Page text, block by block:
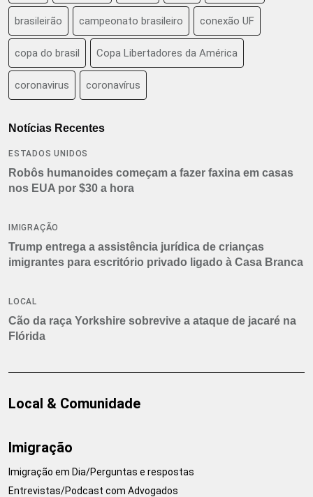
brasileirão campeonato brasileiro conexão UF
copa do brasil Copa Libertadores da América
coronavirus coronavírus
Notícias Recentes
ESTADOS UNIDOS
Robôs humanoides começam a fazer faxina em casas
nos EUA por $30 a hora
IMIGRAÇÃO
Trump entrega a assistência jurídica de crianças
imigrantes para escritório privado ligado à Casa Branca
LOCAL
Cão da raça Yorkshire sobrevive a ataque de jacaré na
Flórida
Local & Comunidade
Imigração
Imigração em Dia/Perguntas e respostas
Entrevistas/Podcast com Advogados